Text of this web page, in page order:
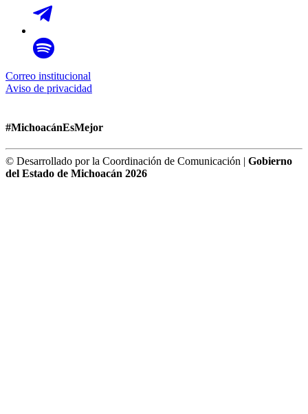
Correo institucional
Aviso de privacidad
#MichoacánEsMejor
© Desarrollado por la Coordinación de Comunicación | Gobierno
del Estado de Michoacán 2026